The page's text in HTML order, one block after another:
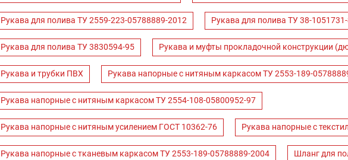
Рукава для полива ТУ 2559-223-05788889-2012 Рукава для полива ТУ 38-
Рукава для полива ТУ 3830594-95 Рукава и муфты прокладочной конструкции
Рукава и трубки ПВХ Рукава напорные с нитяным каркасом ТУ 2553-189-
Рукава напорные с нитяным каркасом ТУ 2554-108-05800952-97
Рукава напорные с нитяным усилением ГОСТ 10362-76 Рукава напорные с
Рукава напорные с тканевым каркасом ТУ 2553-189-05788889-2004 Шланг для